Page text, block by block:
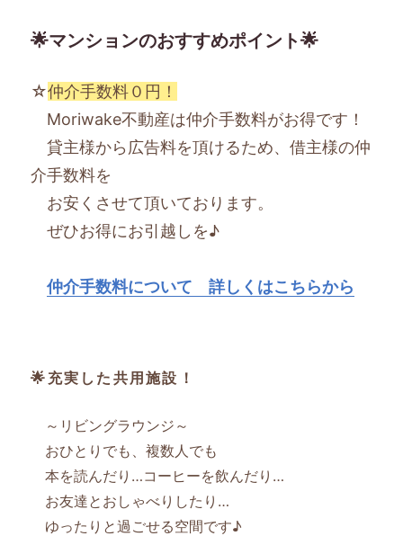
🌟マンションのおすすめポイント🌟
☆仲介手数料０円！
Moriwake不動産は仲介手数料がお得です！
貸主様から広告料を頂けるため、借主様の仲
介手数料を
お安くさせて頂いております。
ぜひお得にお引越しを♪
仲介手数料について 詳しくはこちらから
🌟充実した共用施設！
～リビングラウンジ～
おひとりでも、複数人でも
本を読んだり…コーヒーを飲んだり…
お友達とおしゃべりしたり…
ゆったりと過ごせる空間です♪